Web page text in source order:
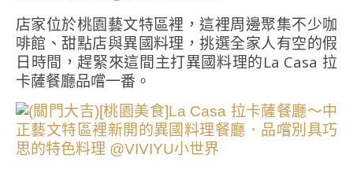
店家位於桃園藝文特區裡，這裡周邊聚集不少咖
啡館、甜點店與異國料理，挑選全家人有空的假
日時間，趕緊來這間主打異國料理的La Casa 拉
卡薩餐廳品嚐一番。